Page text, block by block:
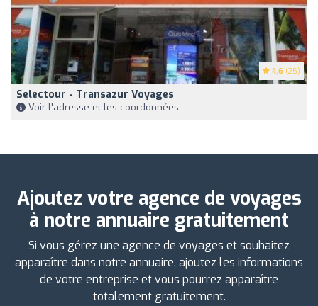
4.6 (25)
Selectour - Transazur Voyages
Voir l'adresse et les coordonnées
Ajoutez votre agence de voyages
à notre annuaire gratuitement
Si vous gérez une agence de voyages et souhaitez
apparaître dans notre annuaire, ajoutez les informations
de votre entreprise et vous pourrez apparaître
totalement gratuitement.